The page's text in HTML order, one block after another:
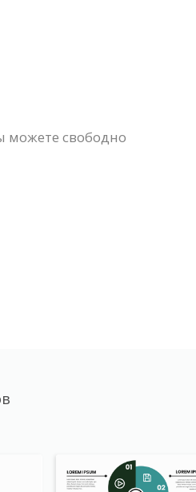
можете свободно